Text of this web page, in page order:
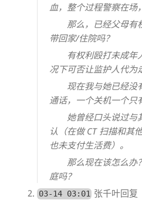
血，整个过程警察在场
那么，已经父母有
带回家/住院吗？
有权利殴打未成年
况下可否让监护人代为
现在我与她已经没
通话，一个关机一个只
她曾经口头说过与
认（在做 CT 扫描和其
也未支付生活费）。
那么现在该怎么办
庭吗？
03-14 03:01 张千叶回复